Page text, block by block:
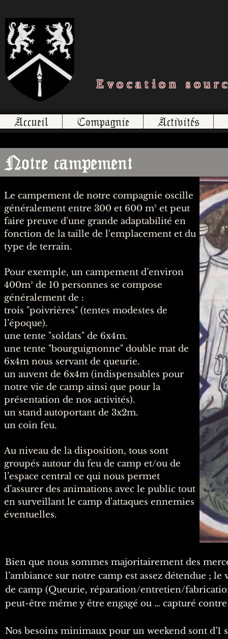
Evocation
Accueil Compagnie Activités
Notre campement
Le campement de notre compagnie oscille
généralement entre 300 et 600 m² et peut
faire preuve d'une grande adaptabilité en
fonction de la taille de l'emplacement et du
type de terrain.
Pour exemple, un campement d’environ
400m² de 10 personnes se compose
généralement de :
trois "poivrières" (tentes modestes de
l’époque).
une tente "soldats" de 6x4m.
une tente "bourguignonne" double mat de
6x4m nous servant de queurie.
un auvent de 6x4m (indispensables pour
notre vie de camp ainsi que pour la
présentation de nos activités).
un stand autoportant de 3x2m.
un coin feu.
Au niveau de la disposition, tous sont
groupés autour du feu de camp et/ou de
l’espace central ce qui nous permet
d’assurer des animations avec le public tout
en surveillant le camp d'attaques ennemies
éventuelles.
Bien que nous sommes majoritairement des
l’ambiance sur notre camp est assez détendue ;
de camp (Queurie, réparation/entretien/
peut-être même y être engagé ou … capturé
Nos besoins minimaux pour un weekend sont